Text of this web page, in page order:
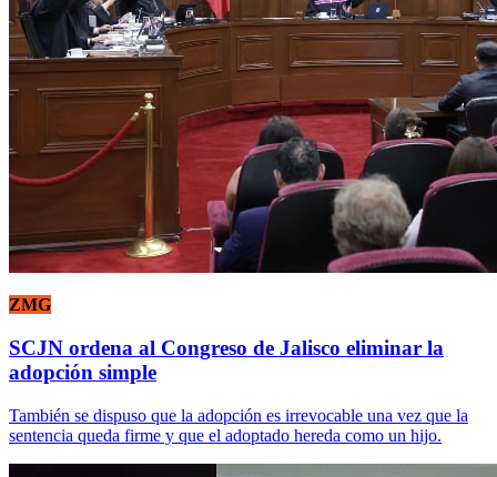
ZMG
SCJN ordena al Congreso de Jalisco eliminar la
adopción simple
También se dispuso que la adopción es irrevocable una vez que la
sentencia queda firme y que el adoptado hereda como un hijo.